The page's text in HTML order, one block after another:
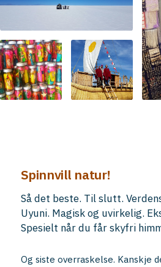
Spinnvill natur!
Så det beste. Til slutt.
Uyuni. Magisk og uvirkelig.
Spesielt når du får skyfri
Og siste overraskelse. Kanskje